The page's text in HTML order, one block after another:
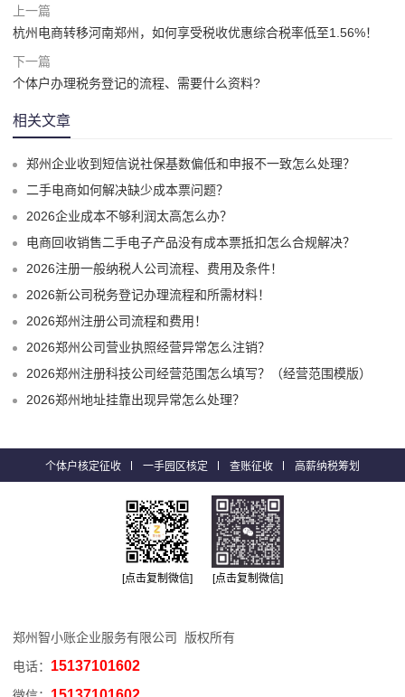
上一篇
杭州电商转移河南郑州，如何享受税收优惠综合税率低至1.56%！
下一篇
个体户办理税务登记的流程、需要什么资料?
相关文章
郑州企业收到短信说社保基数偏低和申报不一致怎么处理？
二手电商如何解决缺少成本票问题？
2026企业成本不够利润太高怎么办？
电商回收销售二手电子产品没有成本票抵扣怎么合规解决？
2026注册一般纳税人公司流程、费用及条件！
2026新公司税务登记办理流程和所需材料！
2026郑州注册公司流程和费用！
2026郑州公司营业执照经营异常怎么注销？
2026郑州注册科技公司经营范围怎么填写？（经营范围模版）
2026郑州地址挂靠出现异常怎么处理？
个体户核定征收 一手园区核定 查账征收 高薪纳税筹划
[点击复制微信] [点击复制微信]
郑州智小账企业服务有限公司 版权所有
电话： 15137101602